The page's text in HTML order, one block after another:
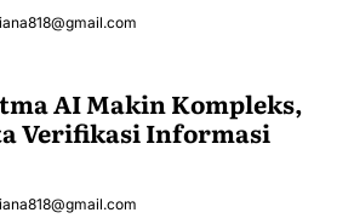
AI Makin Kompleks,
Verifikasi Informasi